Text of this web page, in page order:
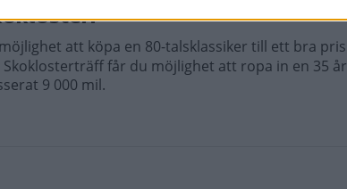
att köpa en 80-talsklassiker till ett bra
får du möjlighet att ropa in en 35 år
9 000 mil.